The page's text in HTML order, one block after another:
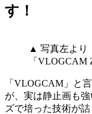
す！
▲ 写真左より
「VLOGCAM
「VLOGCAM」と
が、実は静止画も
ズで培った技術が